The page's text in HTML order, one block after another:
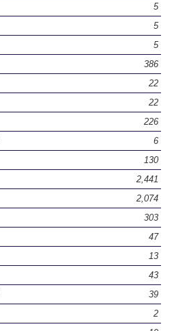
5
5
5
386
22
22
226
6
130
2,441
2,074
303
47
13
43
39
2